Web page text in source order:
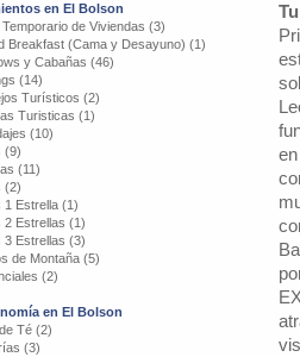
en El Bolson
Temporario de Viviendas (3)
Breakfast (Cama y Desayuno) (1)
y Cabañas (46)
(14)
Turísticos (2)
Turisticas (1)
(10)
(9)
(11)
(2)
1 Estrella (1)
2 Estrellas (1)
3 Estrellas (3)
de Montaña (5)
(2)
en El Bolson
Té (2)
(3)